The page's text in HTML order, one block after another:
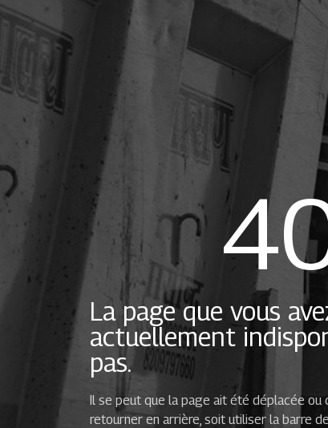
La page que vous
actuellement
pas.
Il se peut que la page ait été déplacée ou
retourner en arrière, soit utiliser la barre